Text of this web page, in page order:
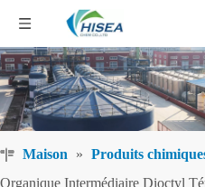
Maison » Produits
Organique Intermédiaire Dioctyl